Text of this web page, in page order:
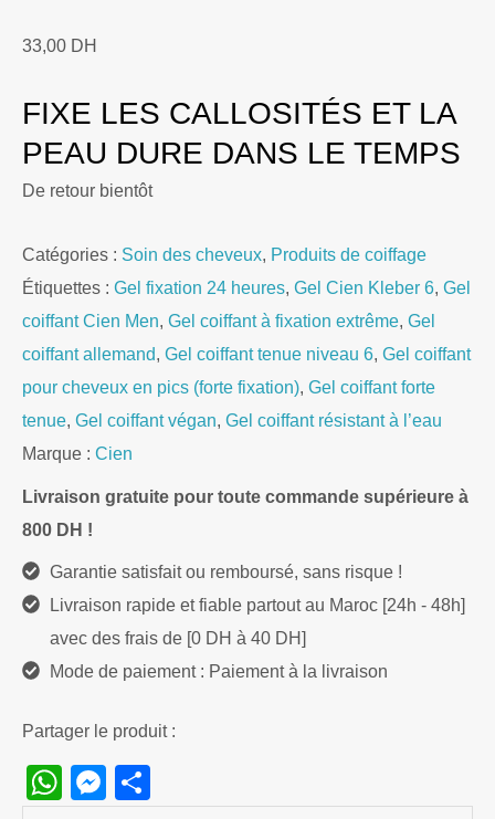
33,00 DH
FIXE LES CALLOSITÉS ET LA
PEAU DURE DANS LE TEMPS
De retour bientôt
Catégories : Soin des cheveux, Produits de coiffage
Étiquettes : Gel fixation 24 heures, Gel Cien Kleber 6, Gel
coiffant Cien Men, Gel coiffant à fixation extrême, Gel
coiffant allemand, Gel coiffant tenue niveau 6, Gel coiffant
pour cheveux en pics (forte fixation), Gel coiffant forte
tenue, Gel coiffant végan, Gel coiffant résistant à l’eau
Marque : Cien
Livraison gratuite pour toute commande supérieure à
800 DH !
Garantie satisfait ou remboursé, sans risque !
Livraison rapide et fiable partout au Maroc [24h - 48h]
avec des frais de [0 DH à 40 DH]
Mode de paiement : Paiement à la livraison
Partager le produit :
WhatsApp
Messenger